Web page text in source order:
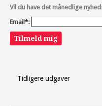
Vil du have det månedlige
Email*:
Tilmeld mig
Tidligere udgaver